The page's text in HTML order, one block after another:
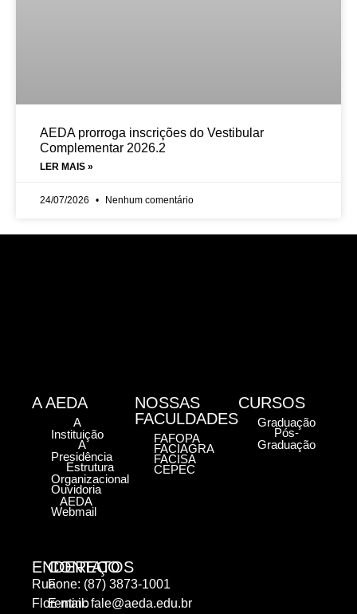
AEDA prorroga inscrições do Vestibular
Complementar 2026.2
LER MAIS »
24/07/2026 Nenhum comentário
ENDEREÇO
Rua
Florentino
CONTATOS
Fone: (87) 3873-1001
E-mail:fale@aeda.edu.br
A AEDA
A
Instituição
A
Presidência
Estrutura
Organizacional
Ouvidoria
AEDA
Webmail
NOSSAS
FACULDADES
FAFOPA
FACIAGRA
FACISA
CEPEC
CURSOS
Graduação
Pós-
Graduação